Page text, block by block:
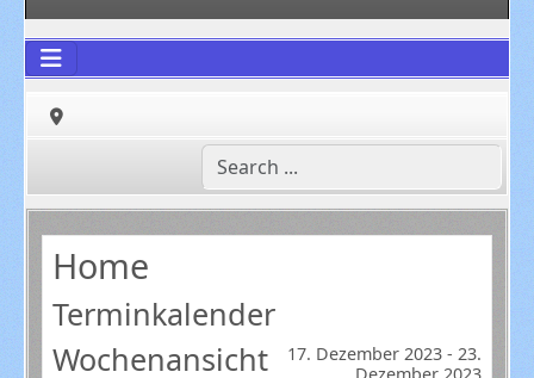
Home
Terminkalender
Wochenansicht
17. Dezember 2023 - 23.
Dezember 2023